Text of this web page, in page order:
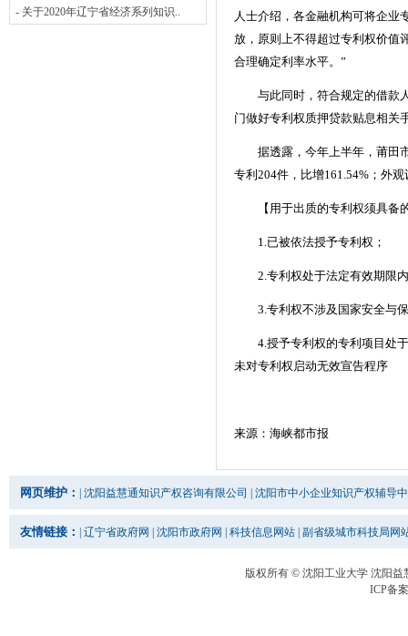
- 关于2020年辽宁省经济系列知识..
人士介绍，各金融机构可将企业
放，原则上不得超过专利权价值
合理确定利率水平。”
与此同时，符合规定的借款人
门做好专利权质押贷款贴息相关
据透露，今年上半年，莆田市
专利204件，比增161.54%；外
【用于出质的专利权须具备
1.已被依法授予专利权；
2.专利权处于法定有效期限
3.专利权不涉及国家安全与
4.授予专利权的专利项目处于
未对专利权启动无效宣告程序
来源：海峡都市报
网页维护： 沈阳益慧通知识产权咨询有限公司 沈阳市中小企业知识产权辅导
友情链接： 辽宁省政府网 沈阳市政府网 科技信息网站 副省级城市科技局网
版权所有 © 沈阳工业大学 沈阳
ICP备